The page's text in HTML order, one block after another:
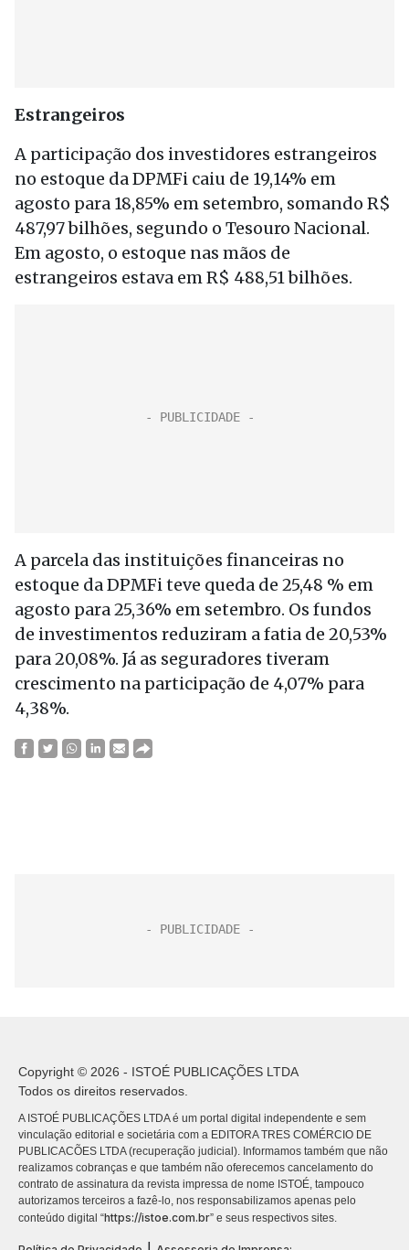
Estrangeiros
A participação dos investidores estrangeiros
no estoque da DPMFi caiu de 19,14% em
agosto para 18,85% em setembro, somando R$
487,97 bilhões, segundo o Tesouro Nacional.
Em agosto, o estoque nas mãos de
estrangeiros estava em R$ 488,51 bilhões.
A parcela das instituições financeiras no
estoque da DPMFi teve queda de 25,48 % em
agosto para 25,36% em setembro. Os fundos
de investimentos reduziram a fatia de 20,53%
para 20,08%. Já as seguradores tiveram
crescimento na participação de 4,07% para
4,38%.
Copyright © 2026 - ISTOÉ PUBLICAÇÕES LTDA
Todos os direitos reservados.
A ISTOÉ PUBLICAÇÕES LTDA é um portal digital independente e sem
vinculação editorial e societária com a EDITORA TRES COMÉRCIO DE
PUBLICACÕES LTDA (recuperação judicial). Informamos também que não
realizamos cobranças e que também não oferecemos cancelamento do
contrato de assinatura da revista impressa de nome ISTOÉ, tampouco
autorizamos terceiros a fazê-lo, nos responsabilizamos apenas pelo
conteúdo digital “https://istoe.com.br” e seus respectivos sites.